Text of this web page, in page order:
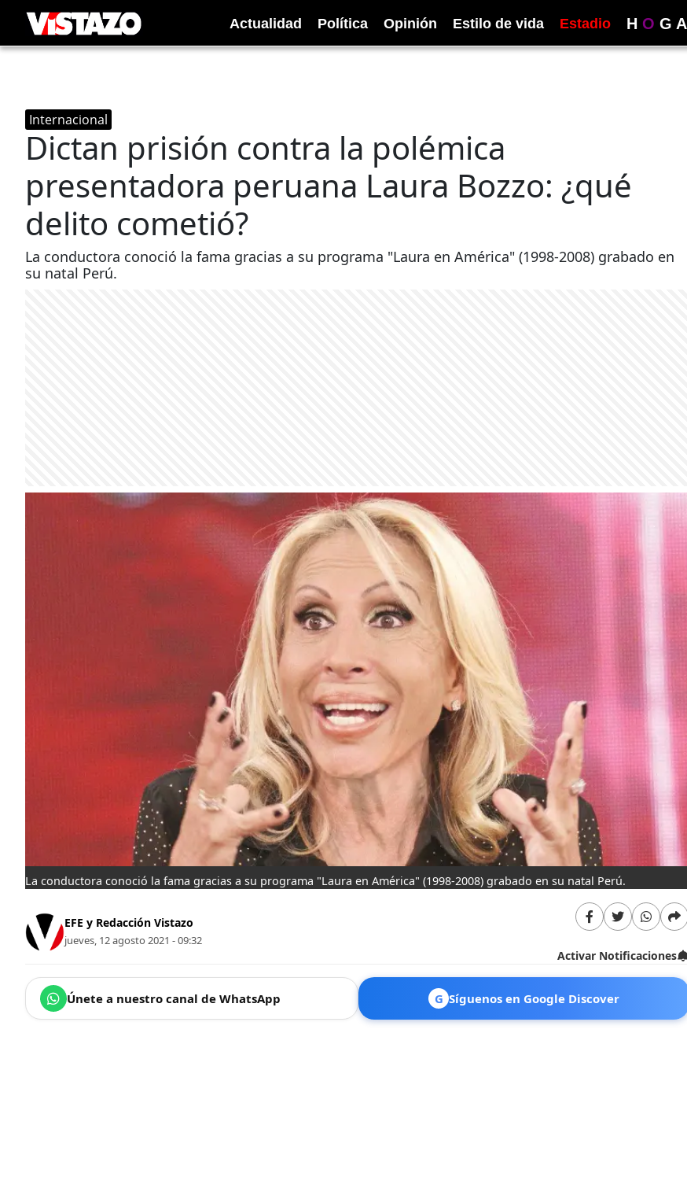
Actualidad Política Opinión Estilo de vida Estadio H O G A
Internacional
Dictan prisión contra la polémica
presentadora peruana Laura Bozzo: ¿qué
delito cometió?
La conductora conoció la fama gracias a su programa "Laura en América" (1998-2008) grabado en
su natal Perú.
La conductora conoció la fama gracias a su programa "Laura en América" (1998-2008) grabado en su natal Perú.
EFE y Redacción Vistazo
jueves, 12 agosto 2021 - 09:32
Activar Notificaciones
Únete a nuestro canal de WhatsApp G Síguenos en Google Discover